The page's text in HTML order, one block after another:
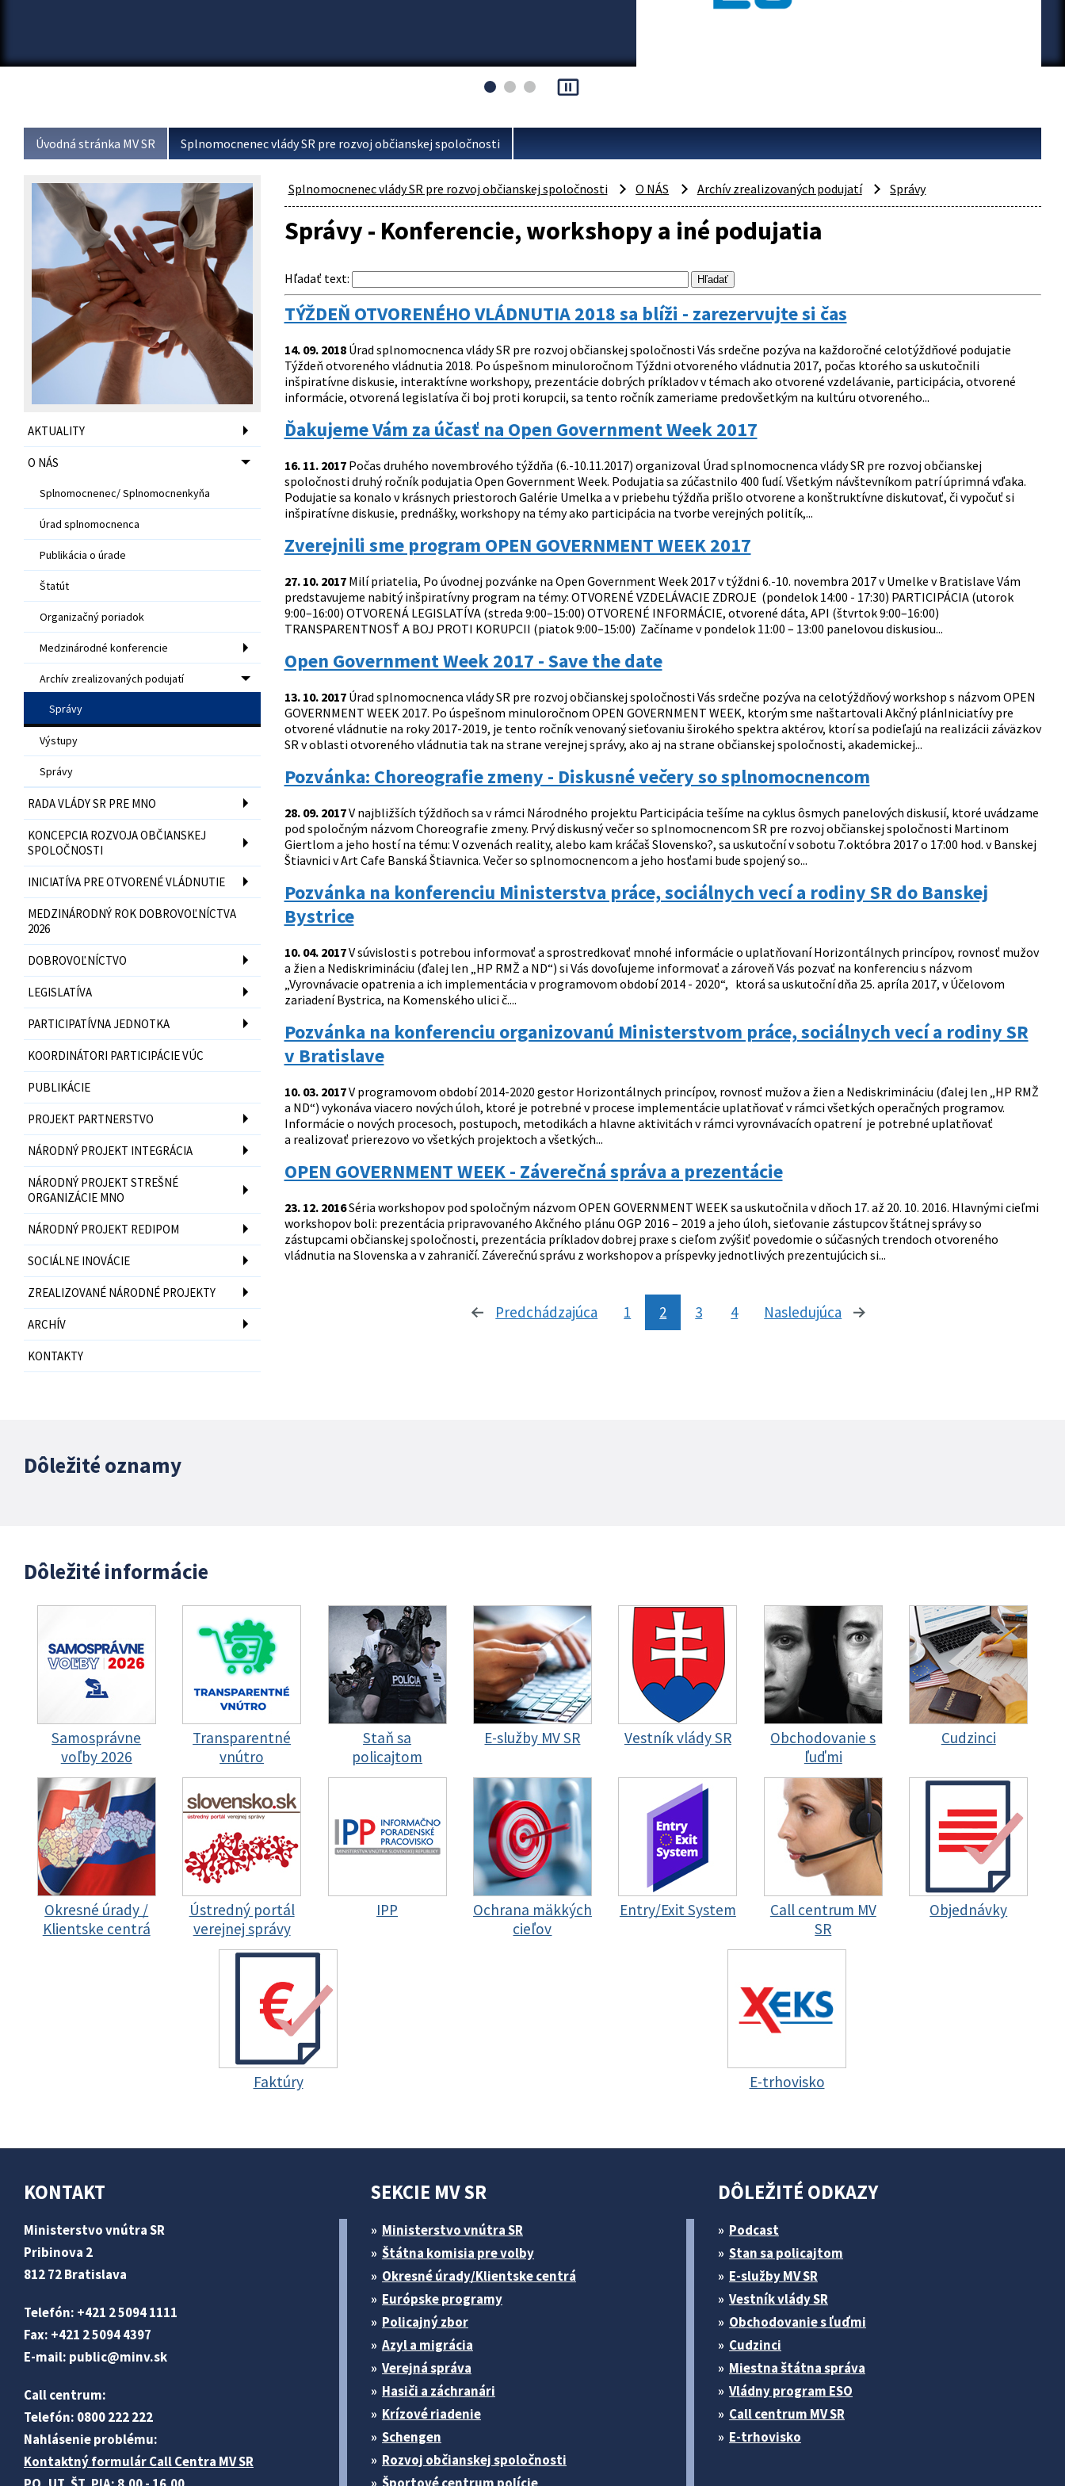
pause_presentation
Úvodná stránka MV SR Splnomocnenec vlády SR pre rozvoj občianskej spoločnosti
AKTUALITY
O NÁS
Splnomocnenec/ Splnomocnenkyňa
Úrad splnomocnenca
Publikácia o úrade
Štatút
Organizačný poriadok
Medzinárodné konferencie
Archív zrealizovaných podujatí
Správy
Výstupy
Správy
RADA VLÁDY SR PRE MNO
KONCEPCIA ROZVOJA OBČIANSKEJ
SPOLOČNOSTI
INICIATÍVA PRE OTVORENÉ VLÁDNUTIE
MEDZINÁRODNÝ ROK DOBROVOĽNÍCTVA
2026
DOBROVOĽNÍCTVO
LEGISLATÍVA
PARTICIPATÍVNA JEDNOTKA
KOORDINÁTORI PARTICIPÁCIE VÚC
PUBLIKÁCIE
PROJEKT PARTNERSTVO
NÁRODNÝ PROJEKT INTEGRÁCIA
NÁRODNÝ PROJEKT STREŠNÉ
ORGANIZÁCIE MNO
NÁRODNÝ PROJEKT REDIPOM
SOCIÁLNE INOVÁCIE
ZREALIZOVANÉ NÁRODNÉ PROJEKTY
ARCHÍV
KONTAKTY
Splnomocnenec vlády SR pre rozvoj občianskej spoločnosti O NÁS Archív zrealizovaných podujatí Správy
Správy - Konferencie, workshopy a iné podujatia
Hľadať text:
TÝŽDEŇ OTVORENÉHO VLÁDNUTIA 2018 sa blíži - zarezervujte si čas
14. 09. 2018Úrad splnomocnenca vlády SR pre rozvoj občianskej spoločnosti Vás srdečne pozýva na každoročné celotýždňové podujatie
Týždeň otvoreného vládnutia 2018. Po úspešnom minuloročnom Týždni otvoreného vládnutia 2017, počas ktorého sa uskutočnili
inšpiratívne diskusie, interaktívne workshopy, prezentácie dobrých príkladov v témach ako otvorené vzdelávanie, participácia, otvorené
informácie, otvorená legislatíva či boj proti korupcii, sa tento ročník zameriame predovšetkým na kultúru otvoreného...
Ďakujeme Vám za účasť na Open Government Week 2017
16. 11. 2017Počas druhého novembrového týždňa (6.-10.11.2017) organizoval Úrad splnomocnenca vlády SR pre rozvoj občianskej
spoločnosti druhý ročník podujatia Open Government Week. Podujatia sa zúčastnilo 400 ľudí. Všetkým návštevníkom patrí úprimná vďaka.
Podujatie sa konalo v krásnych priestoroch Galérie Umelka a v priebehu týždňa prišlo otvorene a konštruktívne diskutovať, či vypočuť si
inšpiratívne diskusie, prednášky, workshopy na témy ako participácia na tvorbe verejných politík,...
Zverejnili sme program OPEN GOVERNMENT WEEK 2017
27. 10. 2017Milí priatelia, Po úvodnej pozvánke na Open Government Week 2017 v týždni 6.-10. novembra 2017 v Umelke v Bratislave Vám
predstavujeme nabitý inšpiratívny program na témy: OTVORENÉ VZDELÁVACIE ZDROJE (pondelok 14:00 - 17:30) PARTICIPÁCIA (utorok
9:00–16:00) OTVORENÁ LEGISLATÍVA (streda 9:00–15:00) OTVORENÉ INFORMÁCIE, otvorené dáta, API (štvrtok 9:00–16:00)
TRANSPARENTNOSŤ A BOJ PROTI KORUPCII (piatok 9:00–15:00) Začíname v pondelok 11:00 – 13:00 panelovou diskusiou...
Open Government Week 2017 - Save the date
13. 10. 2017Úrad splnomocnenca vlády SR pre rozvoj občianskej spoločnosti Vás srdečne pozýva na celotýždňový workshop s názvom OPEN
GOVERNMENT WEEK 2017. Po úspešnom minuloročnom OPEN GOVERNMENT WEEK, ktorým sme naštartovali Akčný plánIniciatívy pre
otvorené vládnutie na roky 2017-2019, je tento ročník venovaný sieťovaniu širokého spektra aktérov, ktorí sa podieľajú na realizácii záväzkov
SR v oblasti otvoreného vládnutia tak na strane verejnej správy, ako aj na strane občianskej spoločnosti, akademickej...
Pozvánka: Choreografie zmeny - Diskusné večery so splnomocnencom
28. 09. 2017V najbližších týždňoch sa v rámci Národného projektu Participácia tešíme na cyklus ôsmych panelových diskusií, ktoré uvádzame
pod spoločným názvom Choreografie zmeny. Prvý diskusný večer so splnomocnencom SR pre rozvoj občianskej spoločnosti Martinom
Giertlom a jeho hostí na tému: V ozvenách reality, alebo kam kráčaš Slovensko?, sa uskutoční v sobotu 7.októbra 2017 o 17:00 hod. v Banskej
Štiavnici v Art Cafe Banská Štiavnica. Večer so splnomocnencom a jeho hosťami bude spojený so...
Pozvánka na konferenciu Ministerstva práce, sociálnych vecí a rodiny SR do Banskej
Bystrice
10. 04. 2017V súvislosti s potrebou informovať a sprostredkovať mnohé informácie o uplatňovaní Horizontálnych princípov, rovnosť mužov
a žien a Nediskrimináciu (ďalej len „HP RMŽ a ND“) si Vás dovoľujeme informovať a zároveň Vás pozvať na konferenciu s názvom
„Vyrovnávacie opatrenia a ich implementácia v programovom období 2014 - 2020“, ktorá sa uskutoční dňa 25. apríla 2017, v Účelovom
zariadení Bystrica, na Komenského ulici č....
Pozvánka na konferenciu organizovanú Ministerstvom práce, sociálnych vecí a rodiny SR
v Bratislave
10. 03. 2017V programovom období 2014-2020 gestor Horizontálnych princípov, rovnosť mužov a žien a Nediskrimináciu (ďalej len „HP RMŽ
a ND“) vykonáva viacero nových úloh, ktoré je potrebné v procese implementácie uplatňovať v rámci všetkých operačných programov.
Informácie o nových procesoch, postupoch, metodikách a hlavne aktivitách v rámci vyrovnávacích opatrení je potrebné uplatňovať
a realizovať prierezovo vo všetkých projektoch a všetkých...
OPEN GOVERNMENT WEEK - Záverečná správa a prezentácie
23. 12. 2016Séria workshopov pod spoločným názvom OPEN GOVERNMENT WEEK sa uskutočnila v dňoch 17. až 20. 10. 2016. Hlavnými cieľmi
workshopov boli: prezentácia pripravovaného Akčného plánu OGP 2016 – 2019 a jeho úloh, sieťovanie zástupcov štátnej správy so
zástupcami občianskej spoločnosti, prezentácia príkladov dobrej praxe s cieľom zvýšiť povedomie o súčasných trendoch otvoreného
vládnutia na Slovenska a v zahraničí. Záverečnú správu z workshopov a príspevky jednotlivých prezentujúcich si...
Predchádzajúca stránka
1 2 3 4 Nasledujúca stránka
Dôležité oznamy
Dôležité informácie
Samosprávne
voľby 2026
Transparentné
vnútro
Staň sa
policajtom
E-služby MV SR Vestník vlády SR
Obchodovanie s
ľuďmi
Cudzinci
Okresné úrady /
Klientske centrá
Ústredný portál
verejnej správy
IPP
Ochrana mäkkých
cieľov
Entry/Exit System
Call centrum MV
SR
Objednávky
Faktúry E-trhovisko
KONTAKT
Ministerstvo vnútra SR
Pribinova 2
812 72 Bratislava
Telefón: +421 2 5094 1111
Fax: +421 2 5094 4397
E-mail: public@minv.sk
Call centrum:
Telefón: 0800 222 222
Nahlásenie problému:
Kontaktný formulár Call Centra MV SR
SEKCIE MV SR
Ministerstvo vnútra SR
Štátna komisia pre volby
Okresné úrady/Klientske centrá
Európske programy
Policajný zbor
Azyl a migrácia
Verejná správa
Hasiči a záchranári
Krízové riadenie
Schengen
Rozvoj občianskej spoločnosti
Športové centrum polície
DÔLEŽITÉ ODKAZY
Podcast
Stan sa policajtom
E-služby MV SR
Vestník vlády SR
Obchodovanie s ľuďmi
Cudzinci
Miestna štátna správa
Vládny program ESO
Call centrum MV SR
E-trhovisko